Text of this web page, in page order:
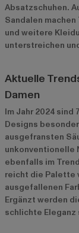
Absatzschuhen.
Sandalen
und weitere
unterstreichen
Aktuelle
Damen
Im Jahr 2024 sind
Designs
ausgefransten
unkonventionelle
ebenfalls im
reicht die Palette
ausgefallenen
Ergänzt werden
schlichte Eleganz